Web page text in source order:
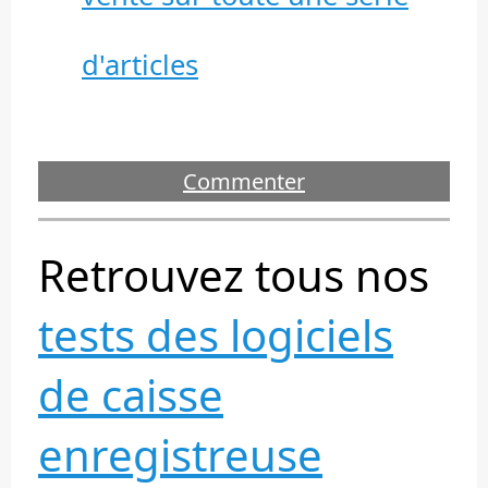
d'articles
Commenter
Retrouvez tous nos
tests des logiciels
de caisse
enregistreuse